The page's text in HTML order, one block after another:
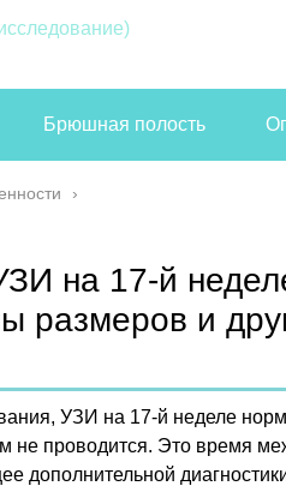
Брюшная полость
на 17-й
размеров и
УЗИ на 17-й неделе
не проводится. Это время
дополнительной